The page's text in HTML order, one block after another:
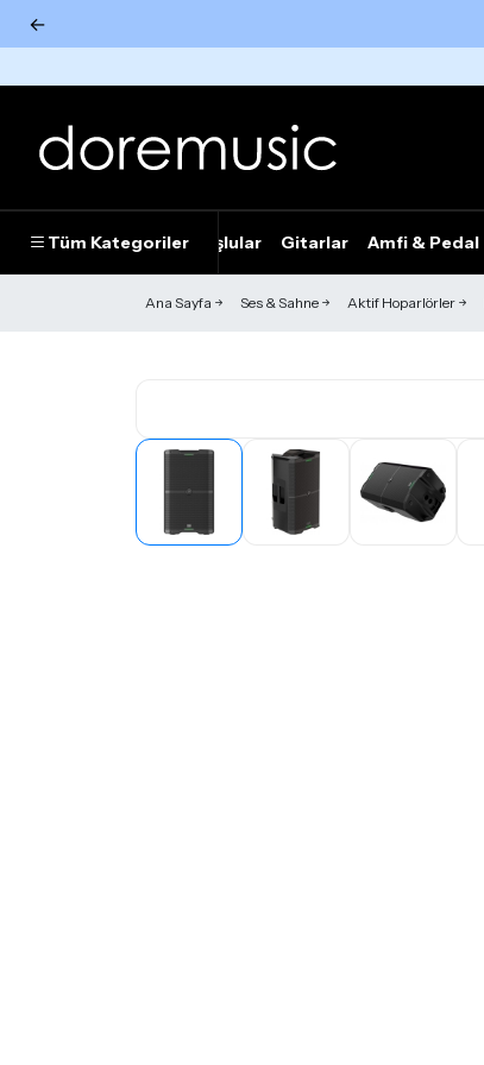
←
Tüm Kategoriler
Piyanolar Tuşlular Gitarlar Amfi & Pedal
Ana Sayfa Ses & Sahne Aktif Hoparlörler
Tümünü Gör